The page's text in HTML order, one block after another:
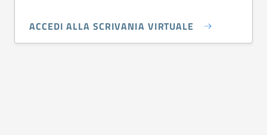
ACCEDI ALLA SCRIVANIA VIRTUALE